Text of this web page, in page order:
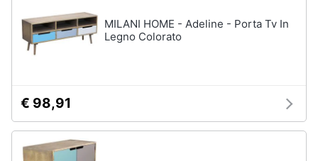
MILANI HOME - Adeline - Porta Tv In
Legno Colorato
€ 98,91